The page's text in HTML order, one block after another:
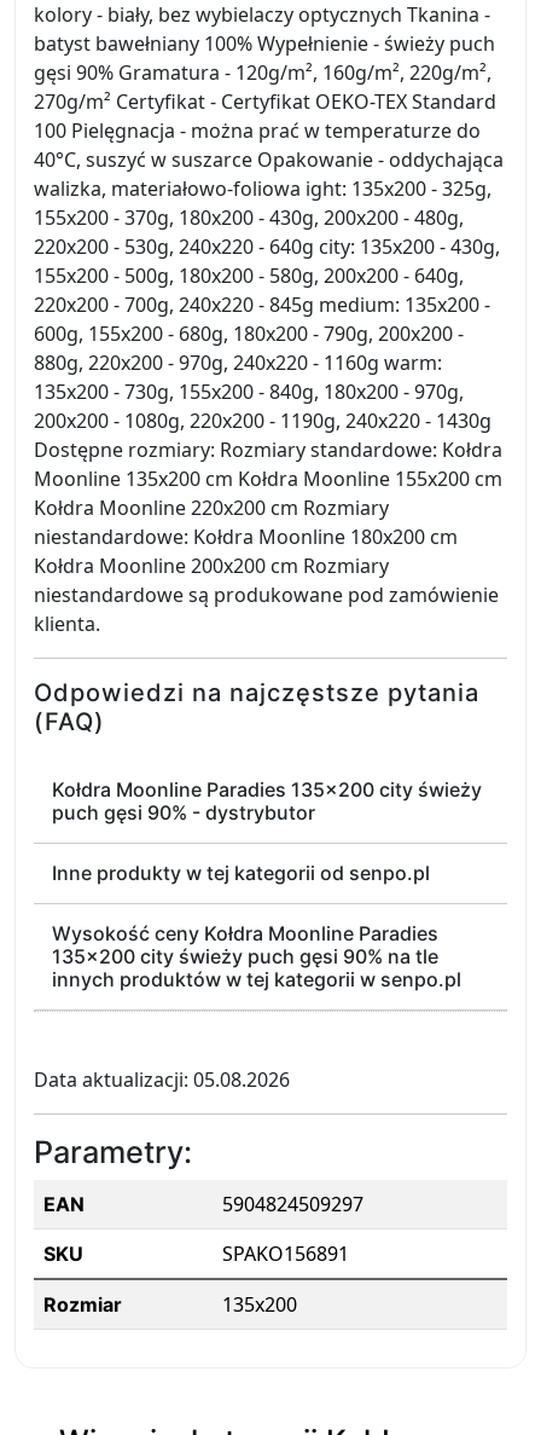
kolory - biały, bez wybielaczy optycznych Tkanina -
batyst bawełniany 100% Wypełnienie - świeży puch
gęsi 90% Gramatura - 120g/m², 160g/m², 220g/m²,
270g/m² Certyfikat - Certyfikat OEKO-TEX Standard
100 Pielęgnacja - można prać w temperaturze do
40°C, suszyć w suszarce Opakowanie - oddychająca
walizka, materiałowo-foliowa ight: 135x200 - 325g,
155x200 - 370g, 180x200 - 430g, 200x200 - 480g,
220x200 - 530g, 240x220 - 640g city: 135x200 - 430g,
155x200 - 500g, 180x200 - 580g, 200x200 - 640g,
220x200 - 700g, 240x220 - 845g medium: 135x200 -
600g, 155x200 - 680g, 180x200 - 790g, 200x200 -
880g, 220x200 - 970g, 240x220 - 1160g warm:
135x200 - 730g, 155x200 - 840g, 180x200 - 970g,
200x200 - 1080g, 220x200 - 1190g, 240x220 - 1430g
Dostępne rozmiary: Rozmiary standardowe: Kołdra
Moonline 135x200 cm Kołdra Moonline 155x200 cm
Kołdra Moonline 220x200 cm Rozmiary
niestandardowe: Kołdra Moonline 180x200 cm
Kołdra Moonline 200x200 cm Rozmiary
niestandardowe są produkowane pod zamówienie
klienta.
Odpowiedzi na najczęstsze pytania
(FAQ)
Kołdra Moonline Paradies 135x200 city świeży
puch gęsi 90% - dystrybutor
Inne produkty w tej kategorii od senpo.pl
Wysokość ceny Kołdra Moonline Paradies
135x200 city świeży puch gęsi 90% na tle
innych produktów w tej kategorii w senpo.pl
Data aktualizacji: 05.08.2026
Parametry:
EAN 5904824509297
SKU SPAKO156891
Rozmiar 135x200